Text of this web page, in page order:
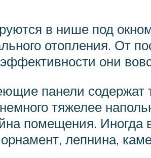
в нише под
отопления. От
они
панели содержат
тяжелее
помещения.
лепнина,